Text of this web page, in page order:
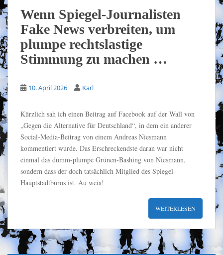
Wenn Spiegel-Journalisten
Fake News verbreiten, um
plumpe rechtslastige
Stimmung zu machen …
10. April 2026 Karl
Kürzlich sah ich einen Beitrag auf Facebook auf der Wall von
„Gegen die Alternative für Deutschland“, in dem ein anderer
Social-Media-Beitrag von einem Andreas Niesmann
kommentiert wurde. Das Erschreckendste daran war nicht
einmal das dumm-plumpe Grünen-Bashing von Niesmann,
sondern dass der doch tatsächlich Mitglied des Spiegel-
Hauptstadtbüros ist. Au weia!
WEITERLESEN